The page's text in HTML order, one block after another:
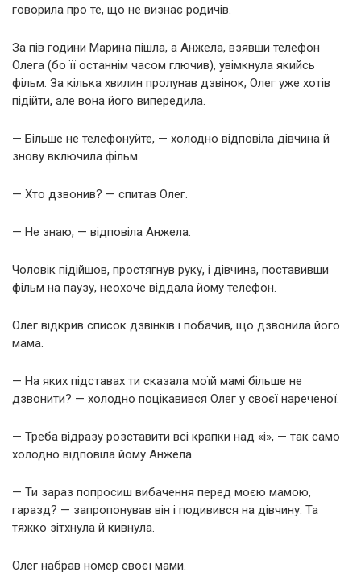
говорила про те, що не визнає родичів.
За пів години Марина пішла, а Анжела, взявши телефон
Олега (бо її останнім часом глючив), увімкнула якийсь
фільм. За кілька хвилин пролунав дзвінок, Олег уже хотів
підійти, але вона його випередила.
— Більше не телефонуйте, — холодно відповіла дівчина й
знову включила фільм.
— Хто дзвонив? — спитав Олег.
— Не знаю, — відповіла Анжела.
Чоловік підійшов, простягнув руку, і дівчина, поставивши
фільм на паузу, неохоче віддала йому телефон.
Олег відкрив список дзвінків і побачив, що дзвонила його
мама.
— На яких підставах ти сказала моїй мамі більше не
дзвонити? — холодно поцікавився Олег у своєї нареченої.
— Треба відразу розставити всі крапки над «і», — так само
холодно відповіла йому Анжела.
— Ти зараз попросиш вибачення перед моєю мамою,
гаразд? — запропонував він і подивився на дівчину. Та
тяжко зітхнула й кивнула.
Олег набрав номер своєї мами.